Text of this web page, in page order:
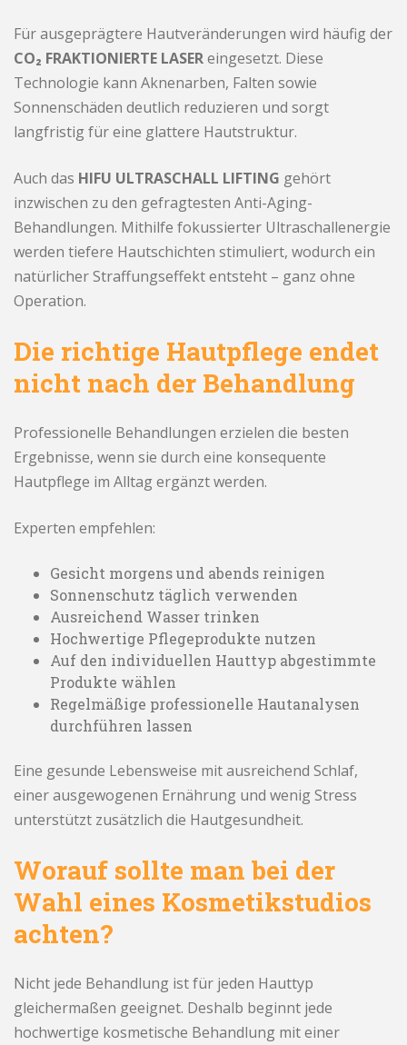
Für ausgeprägtere Hautveränderungen wird häufig der
CO₂ FRAKTIONIERTE LASEReingesetzt. Diese
Technologie kann Aknenarben, Falten sowie
Sonnenschäden deutlich reduzieren und sorgt
langfristig für eine glattere Hautstruktur.
Auch das HIFU ULTRASCHALL LIFTING gehört
inzwischen zu den gefragtesten Anti-Aging-
Behandlungen. Mithilfe fokussierter Ultraschallenergie
werden tiefere Hautschichten stimuliert, wodurch ein
natürlicher Straffungseffekt entsteht – ganz ohne
Operation.
Die richtige Hautpflege endet
nicht nach der Behandlung
Professionelle Behandlungen erzielen die besten
Ergebnisse, wenn sie durch eine konsequente
Hautpflege im Alltag ergänzt werden.
Experten empfehlen:
Gesicht morgens und abends reinigen
Sonnenschutz täglich verwenden
Ausreichend Wasser trinken
Hochwertige Pflegeprodukte nutzen
Auf den individuellen Hauttyp abgestimmte
Produkte wählen
Regelmäßige professionelle Hautanalysen
durchführen lassen
Eine gesunde Lebensweise mit ausreichend Schlaf,
einer ausgewogenen Ernährung und wenig Stress
unterstützt zusätzlich die Hautgesundheit.
Worauf sollte man bei der
Wahl eines Kosmetikstudios
achten?
Nicht jede Behandlung ist für jeden Hauttyp
gleichermaßen geeignet. Deshalb beginnt jede
hochwertige kosmetische Behandlung mit einer